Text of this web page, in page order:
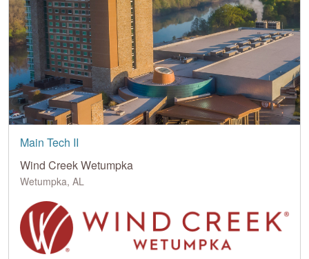
Main Tech II
Wind Creek Wetumpka
Wetumpka, AL